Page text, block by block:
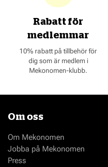
Rabatt för
medlemmar
10% rabatt på tillbehör för
dig som är medlem i
Mekonomen-klubb.
Om oss
Om Mekonomen
Jobba på Mekonomen
Press